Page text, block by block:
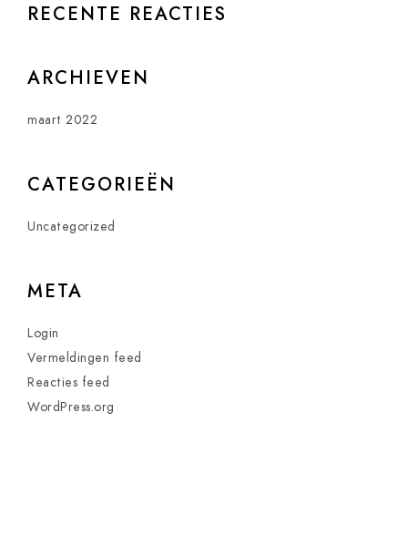
RECENTE REACTIES
ARCHIEVEN
maart 2022
CATEGORIEËN
Uncategorized
META
Login
Vermeldingen feed
Reacties feed
WordPress.org